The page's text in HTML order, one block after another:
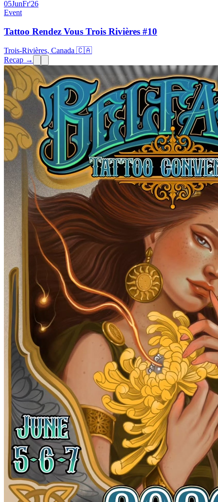
05JunFr'26
Event
Tattoo Rendez Vous Trois Rivières #10
Trois-Rivières, Canada 🇨🇦
Recap →